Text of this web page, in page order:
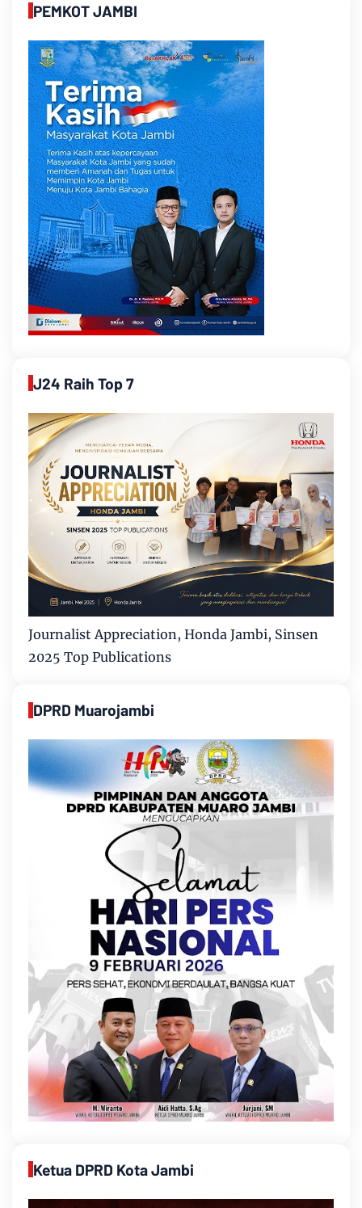
PEMKOT JAMBI
J24 Raih Top 7
Journalist Appreciation, Honda Jambi, Sinsen
2025 Top Publications
DPRD Muarojambi
Ketua DPRD Kota Jambi